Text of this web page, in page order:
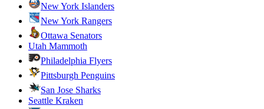
New York Islanders
New York Rangers
Ottawa Senators
Utah Mammoth
Philadelphia Flyers
Pittsburgh Penguins
San Jose Sharks
Seattle Kraken